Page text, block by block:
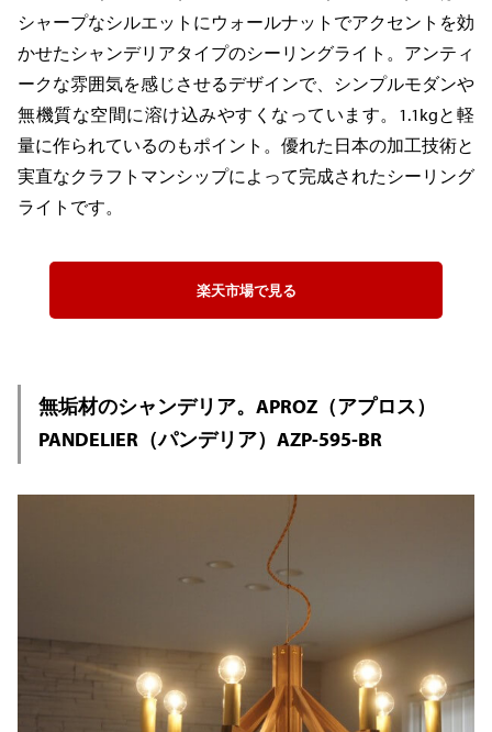
シャープなシルエットにウォールナットでアクセントを効
かせたシャンデリアタイプのシーリングライト。アンティ
ークな雰囲気を感じさせるデザインで、シンプルモダンや
無機質な空間に溶け込みやすくなっています。1.1kgと軽
量に作られているのもポイント。優れた日本の加工技術と
実直なクラフトマンシップによって完成されたシーリング
ライトです。
楽天市場で見る
無垢材のシャンデリア。APROZ（アプロス）
PANDELIER（パンデリア）AZP-595-BR